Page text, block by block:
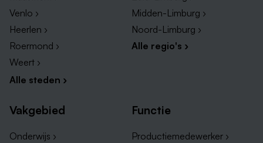
Venlo ›
Heerlen ›
Roermond ›
Weert ›
Alle steden ›
Midden-Limburg ›
Noord-Limburg ›
Alle regio's ›
Vakgebied
Onderwijs ›
Functie
Productiemedewerker ›